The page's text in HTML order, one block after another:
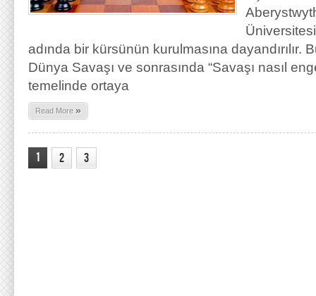
adında bir kürsünün kurulmasına dayandırılır.
Dünya Savaşı ve sonrasında “Savaşı nasıl
temelinde ortaya
Read More »
1 2 3